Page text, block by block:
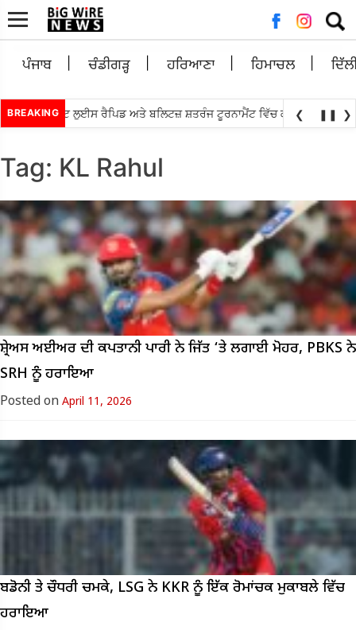
for:
ਪੰਜਾਬ ਚੰਡੀਗੜ੍ਹ ਹਰਿਆਣਾ ਹਿਮਾਚਲ
BREAKINGਸੇਂਟ ਲੁਈਸ ਰੈਪਿਡ ਅਤੇ ਬਲਿਟਜ਼ ਸ਼ਤਰੰਜ ਟੂਰਨਾਮੈਂਟ ਵਿੱਚ ਕੀਤਾ ਟਾਪ •
❮ ❚❚ ❯
Tag: KL Rahul
ਸ਼੍ਰੇਅਸ ਅਈਅਰ ਦੀ ਕਪਤਾਨੀ ਪਾਰੀ ਨੇ ਜਿੱਤ ‘ਤੇ ਲਗਾਈ ਮੋਹਰ, PBKS ਨੇ
SRH ਨੂੰ ਹਰਾਇਆ
Posted on April 11, 2026
ਬਡੋਨੀ ਤੇ ਚੌਧਰੀ ਚਮਕੇ, LSG ਨੇ KKR ਨੂੰ ਇੱਕ ਰੋਮਾਂਚਕ ਮੁਕਾਬਲੇ ਵਿੱਚ
ਹਰਾਇਆ